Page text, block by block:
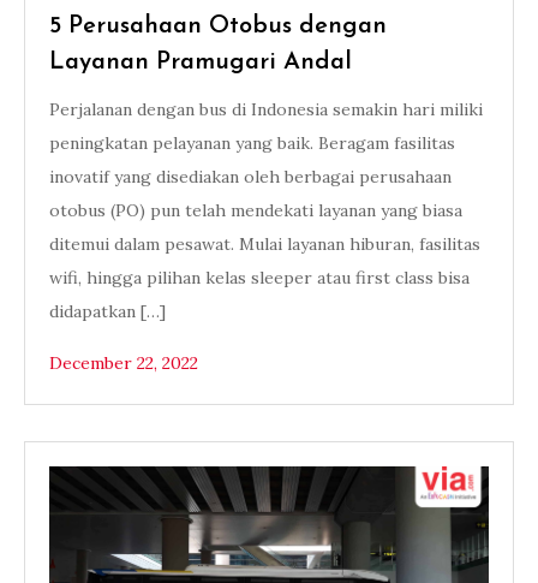
5 Perusahaan Otobus dengan
Layanan Pramugari Andal
Perjalanan dengan bus di Indonesia semakin hari miliki
peningkatan pelayanan yang baik. Beragam fasilitas
inovatif yang disediakan oleh berbagai perusahaan
otobus (PO) pun telah mendekati layanan yang biasa
ditemui dalam pesawat. Mulai layanan hiburan, fasilitas
wifi, hingga pilihan kelas sleeper atau first class bisa
didapatkan […]
December 22, 2022